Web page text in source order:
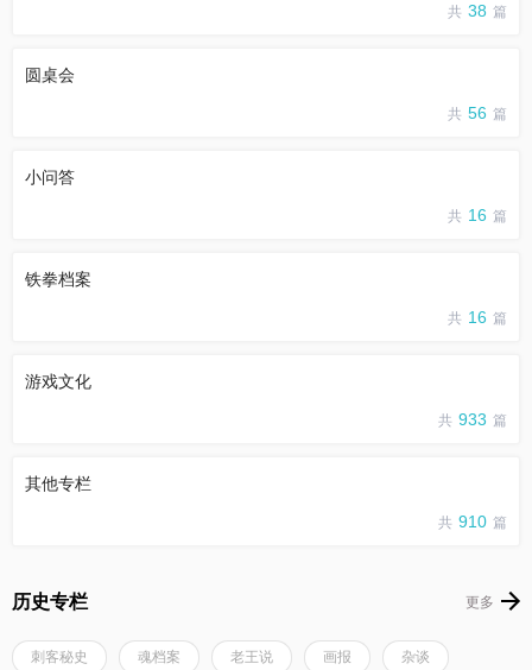
共 38 篇
圆桌会
共 56 篇
小问答
共 16 篇
铁拳档案
共 16 篇
游戏文化
共 933 篇
其他专栏
共 910 篇
历史专栏 更多
刺客秘史 魂档案 老王说 画报 杂谈